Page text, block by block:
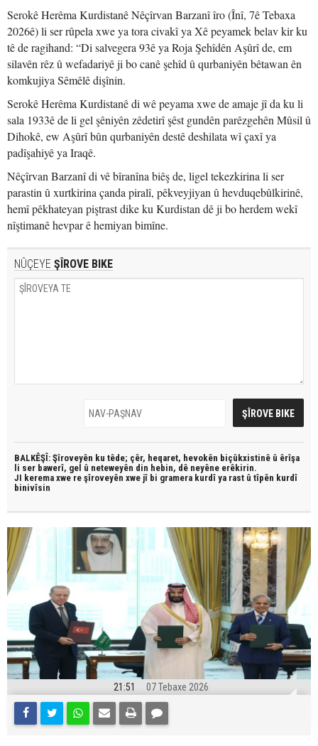
Serokê Herêma Kurdistanê Nêçîrvan Barzanî îro (Înî, 7ê Tebaxa
2026ê) li ser rûpela xwe ya tora civakî ya Xê peyamek belav kir ku
tê de ragihand: “Di salvegera 93ê ya Roja Şehîdên Aşûrî de, em
silavên rêz û wefadariyê ji bo canê şehîd û qurbaniyên bêtawan ên
komkujiya Sêmêlê dişînin.
Serokê Herêma Kurdistanê di wê peyama xwe de amaje jî da ku li
sala 1933ê de li gel şêniyên zêdetirî şêst gundên parêzgehên Mûsil û
Dihokê, ew Aşûrî bûn qurbaniyên destê deshilata wî çaxî ya
padîşahiyê ya Iraqê.
Nêçîrvan Barzanî di vê bîranîna biêş de, ligel tekezkirina li ser
parastin û xurtkirina çanda piralî, pêkveyjiyan û hevduqebûlkirinê,
hemî pêkhateyan piştrast dike ku Kurdistan dê ji bo herdem wekî
nîştimanê hevpar ê hemiyan bimîne.
NÛÇEYE ŞÎROVE BIKE
BALKÊŞÎ: Şîroveyên ku têde; çêr, heqaret, hevokên biçûkxistinê û êrîşa
li ser bawerî, gel û neteweyên din hebin, dê neyêne erêkirin.
JI kerema xwe re şîroveyên xwe jî bi gramera kurdî ya rast û tîpên kurdî
binivîsin
21:51 07 Tebaxe 2026